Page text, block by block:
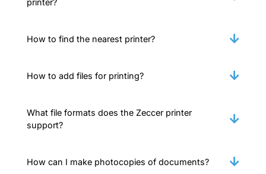
How to find the nearest printer?
How to add files for printing?
What file formats does the Zeccer printer
support?
How can I make photocopies of documents?